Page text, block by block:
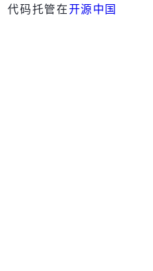
代码托管在开源中国